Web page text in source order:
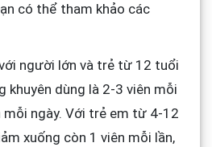
có thể tham khảo các
người lớn và trẻ từ 12 tuổi
khuyên dùng là 2-3 viên mỗi
mỗi ngày. Với trẻ em từ 4-12
xuống còn 1 viên mỗi lần,